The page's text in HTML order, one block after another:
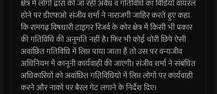
क्षेत्र में लोगो द्वारा की जा रही अवैध व गतिविधि का विडियों वायरल
होने पर डीएफओ संजीव शर्मा ने नाराजगी जाहिर करते हुए कहा
कि रामगढ़ विषधारी टाइगर रिजर्व के कोर क्षेत्र में किसी भी प्रकार
की गतिविधि की अनुमति नहीं है। फिर भी कोई चोरी छिपे ऐसी
अवांछित गतिविधि में लिप्त पाया जाता हैं तो उस पर वन्यजीव
अधिनियम में कानूनी कार्यवाही की जाएगी। संजीव शर्मा ने संबंधित
अधिकारियों को अवांछित गतिविधियो में लिप्त लोगों पर कार्यवाही
करने और नाकों पर बैरल गेट लगाने के निर्देश दिए।